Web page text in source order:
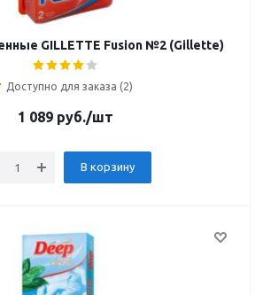
GILLETTE Fusion №2 (Gillette)
Доступно для заказа (2)
1 089 руб./шт
В корзину